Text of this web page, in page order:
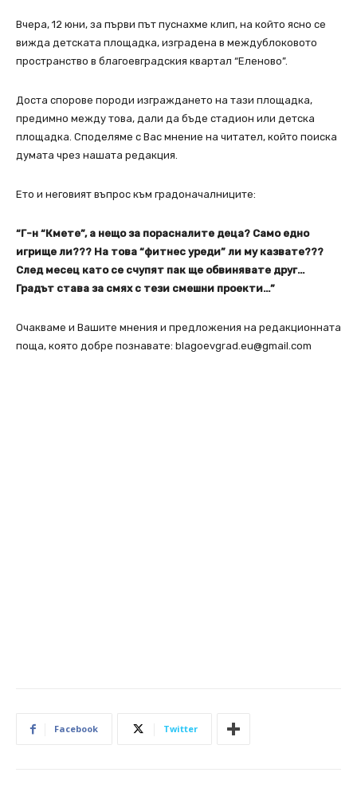
Вчера, 12 юни, за първи път пуснахме клип, на който ясно се
вижда детската площадка, изградена в междублоковото
пространство в благоевградския квартал “Еленово”.
Доста спорове породи изграждането на тази площадка,
предимно между това, дали да бъде стадион или детска
площадка. Споделяме с Вас мнение на читател, който поиска
думата чрез нашата редакция.
Ето и неговият въпрос към градоначалниците:
“Г-н “Кмете”, а нещо за порасналите деца? Само едно
игрище ли??? На това “фитнес уреди” ли му казвате???
След месец като се счупят пак ще обвинявате друг…
Градът става за смях с тези смешни проекти…”
Очакваме и Вашите мнения и предложения на редакционната
поща, която добре познавате: blagoevgrad.eu@gmail.com
Facebook Twitter